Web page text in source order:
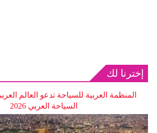
إخترنا لك
المنظمة العربية للسياحة تدعو العالم
السياحة العربي 2026